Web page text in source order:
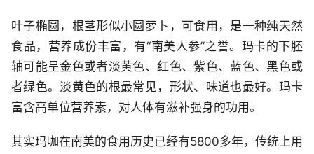
叶子椭圆，根茎形似小圆萝卜，可食用，是一种纯天然
食品，营养成份丰富，有“南美人参”之誉。玛卡的下胚
轴可能呈金色或者淡黄色、红色、紫色、蓝色、黑色或
者绿色。淡黄色的根最常见，形状、味道也最好。玛卡
富含高单位营养素，对人体有滋补强身的功用。
其实玛咖在南美的食用历史已经有5800多年，传统上用